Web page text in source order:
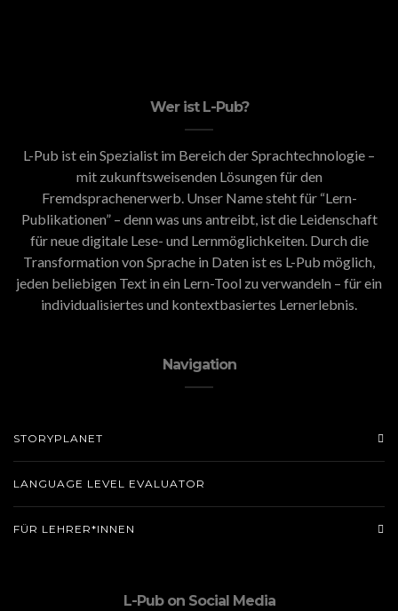
Wer ist L-Pub?
L-Pub ist ein Spezialist im Bereich der Sprachtechnologie –
mit zukunftsweisenden Lösungen für den
Fremdsprachenerwerb. Unser Name steht für “Lern-
Publikationen” – denn was uns antreibt, ist die Leidenschaft
für neue digitale Lese- und Lernmöglichkeiten. Durch die
Transformation von Sprache in Daten ist es L-Pub möglich,
jeden beliebigen Text in ein Lern-Tool zu verwandeln – für ein
individualisiertes und kontextbasiertes Lernerlebnis.
Navigation
STORYPLANET
LANGUAGE LEVEL EVALUATOR
FÜR LEHRER*INNEN
L-Pub on Social Media